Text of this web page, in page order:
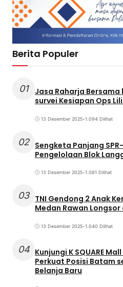
Berita Populer
01
Jasa Raharja
survei Kesiapan Ops
13 Desember 2025•1.094 Dilihat
02 Sengketa Panjang
Pengelolaan Blok
13 Desember 2025•1.081 Dilihat
03 TNI Gendong 2 Anak
Medan Rawan Longsor
13 Desember 2025•1.040 Dilihat
04 Kunjungi K SQUARE
Perkuat Posisi Batam
Belanja Baru